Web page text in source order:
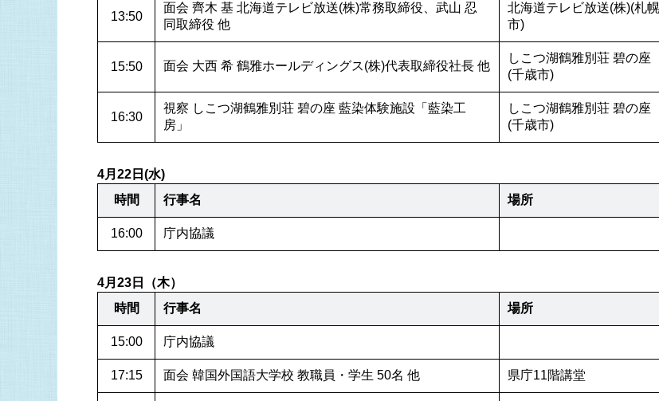
13:50
面会 齊木 基 北海道テレビ放送(株)常務取締役、武山 忍
同取締役 他
北海道テレビ放送(株)(札幌
市)
15:50 面会 大西 希 鶴雅ホールディングス(株)代表取締役社長 他
しこつ湖鶴雅別荘 碧の座
(千歳市)
16:30
視察 しこつ湖鶴雅別荘 碧の座 藍染体験施設「藍染工
房」
しこつ湖鶴雅別荘 碧の座
(千歳市)
4月22日(水)
時間
行事名 場所
16:00 庁内協議
4月23日（木）
時間
行事名 場所
15:00 庁内協議
17:15 面会 韓国外国語大学校 教職員・学生 50名 他 県庁11階講堂